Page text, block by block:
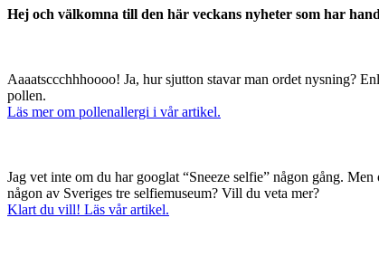
Hej och välkomna till den här veckans nyheter som har
Aaaatsccchhhoooo! Ja, hur sjutton stavar man ordet nysning?
pollen.
Läs mer om pollenallergi i vår artikel.
Jag vet inte om du har googlat “Sneeze selfie” någon gång.
någon av Sveriges tre selfiemuseum? Vill du veta mer?
Klart du vill! Läs vår artikel.